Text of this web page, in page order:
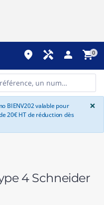
place handyman person shopping_cart0
BIENV202 valable pour
20€ HT de réduction dès
×